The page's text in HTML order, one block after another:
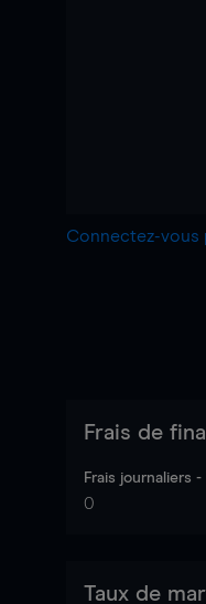
Connectez-vous
Frais de
Frais journaliers -
0
Taux de